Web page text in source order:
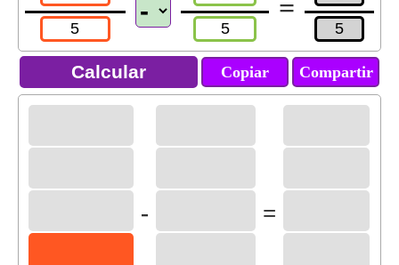
=
Copiar Compartir
- =